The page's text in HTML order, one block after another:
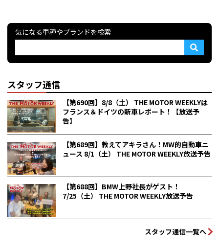
気になる車種やブランドを検索
スタッフ通信
【第690回】8/8（土） THE MOTOR WEEKLYは
フランス＆ドイツの新車レポート！【放送予
告】
【第689回】教えてアキラさん！MW的自動車ニ
ュース 8/1（土） THE MOTOR WEEKLY放送予告
【第688回】BMW上野社長がゲスト！
7/25（土） THE MOTOR WEEKLY放送予告
スタッフ通信一覧へ